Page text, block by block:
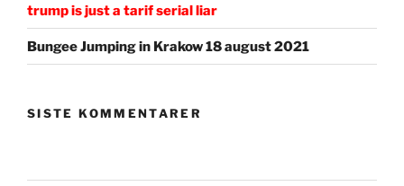
trump is just a tarif serial liar
Bungee Jumping in Krakow 18 august 2021
SISTE KOMMENTARER